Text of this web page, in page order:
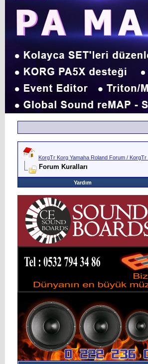
KorgTr Korg Yamaha Roland Forum /
Forum Kuralları
Yardım